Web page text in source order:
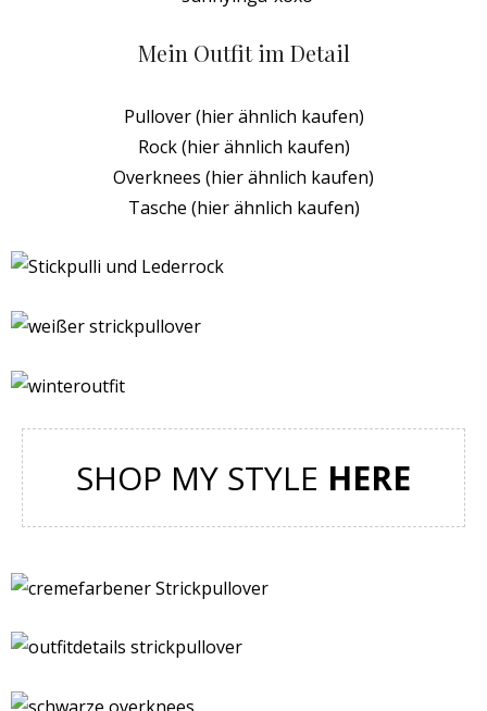
Mein Outfit im Detail
Pullover (hier ähnlich kaufen)
Rock (hier ähnlich kaufen)
Overknees (hier ähnlich kaufen)
Tasche (hier ähnlich kaufen)
SHOP MY STYLE HERE